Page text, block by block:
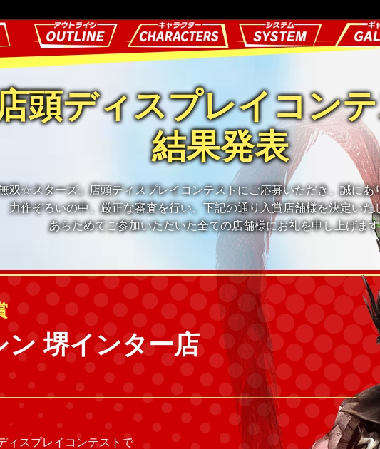
頭ディスプレイコン
結果発表
双☆スターズ』店頭ディスプレイコンテストにご応募いただき、誠にあ
力作ぞろいの中、厳正な審査を行い、下記の通り入賞店舗様を決定いた
あらためてご参加いただいた全ての店舗様にお礼を申し上げま
ン 堺インター店
ィスプレイコンテストで